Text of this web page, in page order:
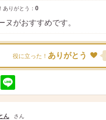
ありがとう： 0
ヌがおすすめです。
役に立った！ ありがとう
送
る
ん さん